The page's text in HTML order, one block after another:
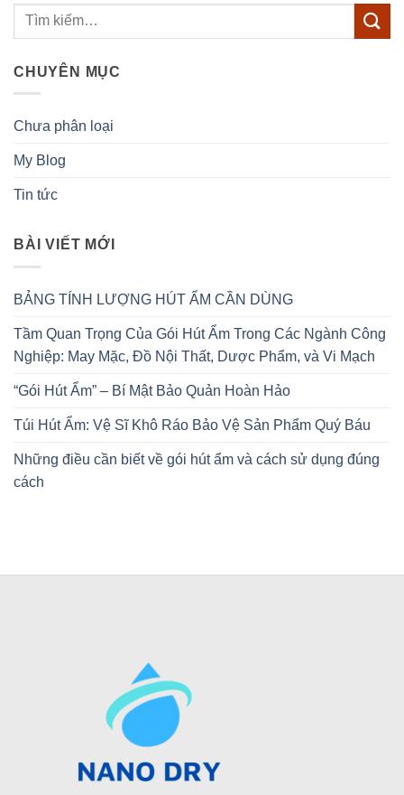
CHUYÊN MỤC
Chưa phân loại
My Blog
Tin tức
BÀI VIẾT MỚI
BẢNG TÍNH LƯỢNG HÚT ẨM CẦN DÙNG
Tầm Quan Trọng Của Gói Hút Ẩm Trong Các Ngành Công
Nghiệp: May Mặc, Đồ Nội Thất, Dược Phẩm, và Vi Mạch
“Gói Hút Ẩm” – Bí Mật Bảo Quản Hoàn Hảo
Túi Hút Ẩm: Vệ Sĩ Khô Ráo Bảo Vệ Sản Phẩm Quý Báu
Những điều cần biết về gói hút ẩm và cách sử dụng đúng
cách